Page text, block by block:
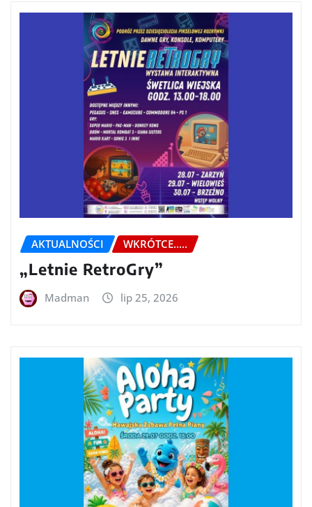
AKTUALNOŚCI WKRÓTCE.....
„Letnie RetroGry”
Madman lip 25, 2026